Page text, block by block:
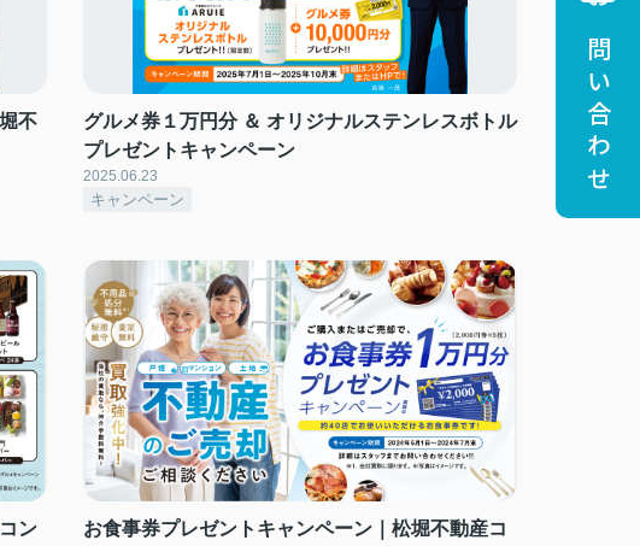
不
グルメ券１万円分 ＆ オリジナルステンレスボトル
プレゼントキャンペーン
2025.06.23
キャンペーン
ン
お食事券プレゼントキャンペーン｜松堀不動産コ
お問い合わせ